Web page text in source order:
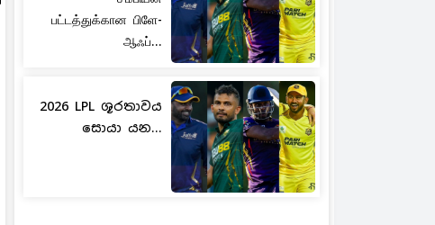
பட்டத்துக்கான பிளே-
ஆஃப்...
2026 LPL ශූරතාවය
සොයා යන...